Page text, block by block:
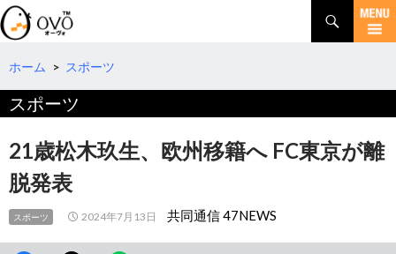
検
索
コ
テ
へ
動
ホーム > スポーツ
スポーツ
21歳松木玖生、欧州移籍へ FC東京が離
脱発表
スポーツ 2024年7月13日 共同通信 47NEWS